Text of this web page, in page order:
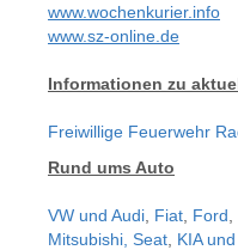
www.wochenkurier.info
www.sz-online.de
Informationen zu
Freiwillige Feuerwehr
Rund ums Auto
VW und Audi Fiat Ford
Mitsubishi, Seat KIA